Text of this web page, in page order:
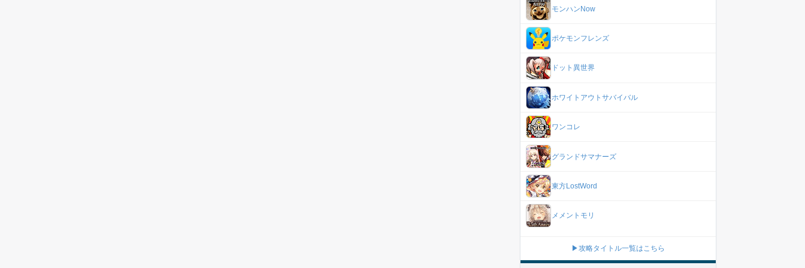
モンハンNow
ポケモンフレンズ
ドット異世界
ホワイトアウトサバイバル
ワンコレ
グランドサマナーズ
東方LostWord
メメントモリ
▶攻略タイトル一覧はこちら